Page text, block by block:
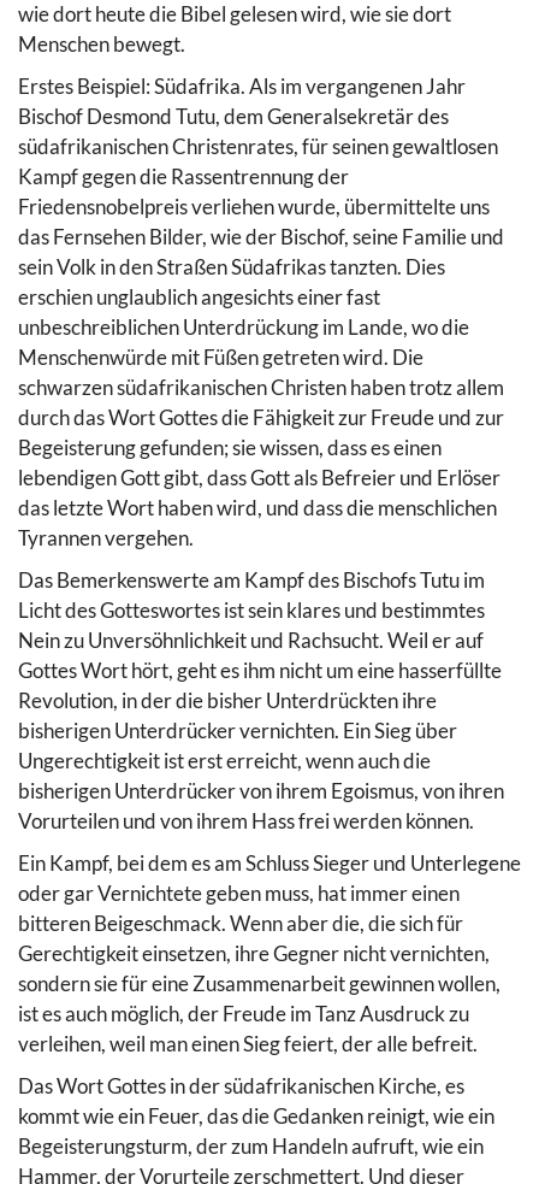
wie dort heute die Bibel gelesen wird, wie sie dort
Menschen bewegt.
Erstes Beispiel: Südafrika. Als im vergangenen Jahr
Bischof Desmond Tutu, dem Generalsekretär des
südafrikanischen Christenrates, für seinen gewaltlosen
Kampf gegen die Rassentrennung der
Friedensnobelpreis verliehen wurde, übermittelte uns
das Fernsehen Bilder, wie der Bischof, seine Familie und
sein Volk in den Straßen Südafrikas tanzten. Dies
erschien unglaublich angesichts einer fast
unbeschreiblichen Unterdrückung im Lande, wo die
Menschenwürde mit Füßen getreten wird. Die
schwarzen südafrikanischen Christen haben trotz allem
durch das Wort Gottes die Fähigkeit zur Freude und zur
Begeisterung gefunden; sie wissen, dass es einen
lebendigen Gott gibt, dass Gott als Befreier und Erlöser
das letzte Wort haben wird, und dass die menschlichen
Tyrannen vergehen.
Das Bemerkenswerte am Kampf des Bischofs Tutu im
Licht des Gotteswortes ist sein klares und bestimmtes
Nein zu Unversöhnlichkeit und Rachsucht. Weil er auf
Gottes Wort hört, geht es ihm nicht um eine hasserfüllte
Revolution, in der die bisher Unterdrückten ihre
bisherigen Unterdrücker vernichten. Ein Sieg über
Ungerechtigkeit ist erst erreicht, wenn auch die
bisherigen Unterdrücker von ihrem Egoismus, von ihren
Vorurteilen und von ihrem Hass frei werden können.
Ein Kampf, bei dem es am Schluss Sieger und Unterlegene
oder gar Vernichtete geben muss, hat immer einen
bitteren Beigeschmack. Wenn aber die, die sich für
Gerechtigkeit einsetzen, ihre Gegner nicht vernichten,
sondern sie für eine Zusammenarbeit gewinnen wollen,
ist es auch möglich, der Freude im Tanz Ausdruck zu
verleihen, weil man einen Sieg feiert, der alle befreit.
Das Wort Gottes in der südafrikanischen Kirche, es
kommt wie ein Feuer, das die Gedanken reinigt, wie ein
Begeisterungsturm, der zum Handeln aufruft, wie ein
Hammer, der Vorurteile zerschmettert. Und dieser